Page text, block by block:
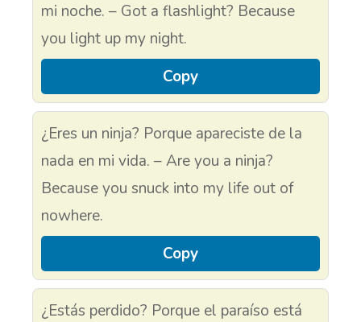
mi noche. – Got a flashlight? Because
you light up my night.
Copy
¿Eres un ninja? Porque apareciste de la
nada en mi vida. – Are you a ninja?
Because you snuck into my life out of
nowhere.
Copy
¿Estás perdido? Porque el paraíso está